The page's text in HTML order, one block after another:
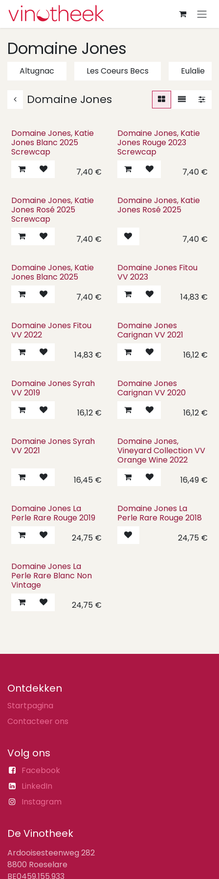
Overslaan naar inhoud
Domaine Jones
Altugnac Les Coeurs Becs Eulalie
Domaine Jones
Domaine Jones, Katie
Jones Blanc 2025
Screwcap
7,40€
Domaine Jones, Katie
Jones Rouge 2023
Screwcap
7,40€
Domaine Jones, Katie
Jones Rosé 2025
Screwcap
7,40€
Domaine Jones, Katie
Jones Rosé 2025
7,40€
Domaine Jones, Katie
Jones Blanc 2025
7,40€
Domaine Jones Fitou
VV 2023
14,83€
Domaine Jones Fitou
VV 2022
14,83€
Domaine Jones
Carignan VV 2021
16,12€
Domaine Jones Syrah
VV 2019
16,12€
Domaine Jones
Carignan VV 2020
16,12€
Domaine Jones Syrah
VV 2021
16,45 €
Domaine Jones,
Vineyard Collection VV
Orange Wine 2022
16,49€
Domaine Jones La
Perle Rare Rouge 2019
24,75 €
Domaine Jones La
Perle Rare Rouge 2018
24,75 €
Domaine Jones La
Perle Rare Blanc Non
Vintage
24,75 €
Ontdekken
Startpagina
Contacteer ons
Volg ons
Facebook
LinkedIn
Instagram
De Vinotheek
Ardooisesteenweg 282
8800 Roeselare
BE0459.155.933